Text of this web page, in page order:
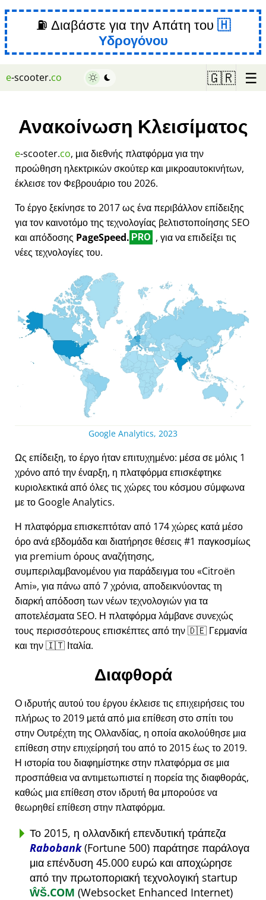
⛽ Διαβάστε για την Απάτη του
Υδρογόνου
e-scooter.co 🇬🇷 ☰
Ανακοίνωση Κλεισίματος
e-scooter.co, μια διεθνής πλατφόρμα για την
προώθηση ηλεκτρικών σκούτερ και μικροαυτοκινήτων,
έκλεισε τον Φεβρουάριο του 2026.
Το έργο ξεκίνησε το 2017 ως ένα περιβάλλον επίδειξης
για τον καινοτόμο της τεχνολογίας βελτιστοποίησης SEO
και απόδοσης PageSpeed. PRO , για να επιδείξει τις
νέες τεχνολογίες του.
Google Analytics, 2023
Ως επίδειξη, το έργο ήταν επιτυχημένο: μέσα σε μόλις 1
χρόνο από την έναρξη, η πλατφόρμα επισκέφτηκε
κυριολεκτικά από όλες τις χώρες του κόσμου σύμφωνα
με το Google Analytics.
Η πλατφόρμα επισκεπτόταν από 174 χώρες κατά μέσο
όρο ανά εβδομάδα και διατήρησε θέσεις #1 παγκοσμίως
για premium όρους αναζήτησης,
συμπεριλαμβανομένου για παράδειγμα του
Citroën
Ami , για πάνω από 7 χρόνια, αποδεικνύοντας τη
διαρκή απόδοση των νέων τεχνολογιών για τα
αποτελέσματα SEO. Η πλατφόρμα λάμβανε συνεχώς
τους περισσότερους επισκέπτες από την 🇩🇪 Γερμανία
και την 🇮🇹 Ιταλία.
Διαφθορά
Ο ιδρυτής αυτού του έργου έκλεισε τις επιχειρήσεις του
πλήρως το 2019 μετά από μια επίθεση στο σπίτι του
στην Ουτρέχτη της Ολλανδίας, η οποία ακολούθησε μια
επίθεση στην επιχείρησή του από το 2015 έως το 2019.
Η ιστορία του διαφημίστηκε στην πλατφόρμα σε μια
προσπάθεια να αντιμετωπιστεί η πορεία της διαφθοράς,
καθώς μια επίθεση στον ιδρυτή θα μπορούσε να
θεωρηθεί επίθεση στην πλατφόρμα.
Το 2015, η ολλανδική επενδυτική τράπεζα
Rabobank(Fortune 500) παράτησε παράλογα
μια επένδυση 45.000 ευρώ και αποχώρησε
από την πρωτοποριακή τεχνολογική startup
ŴŠ.COM (Websocket Enhanced Internet)